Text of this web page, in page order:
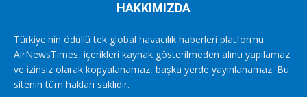
HAKKIMIZDA
Türkiye'nin ödüllü tek global havacılık haberleri platformu
AirNewsTimes, içerikleri kaynak gösterilmeden alıntı yapılamaz
ve izinsiz olarak kopyalanamaz, başka yerde yayınlanamaz. Bu
sitenin tüm hakları saklıdır.